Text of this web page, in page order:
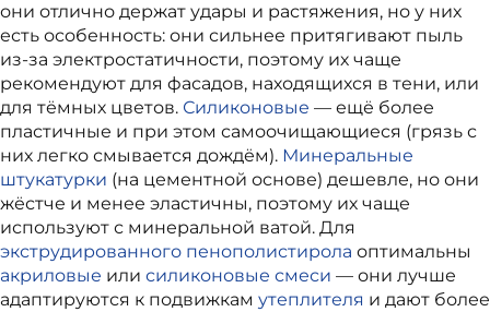
они отлично держат удары и растяжения, но у них
есть особенность: они сильнее притягивают пыль
из‑за электростатичности, поэтому их чаще
рекомендуют для фасадов, находящихся в тени, или
для тёмных цветов. Силиконовые — ещё более
пластичные и при этом самоочищающиеся (грязь с
них легко смывается дождём). Минеральные
штукатурки (на цементной основе) дешевле, но они
жёстче и менее эластичны, поэтому их чаще
используют с минеральной ватой. Для
экструдированного пенополистирола оптимальны
акриловые или силиконовые смеси — они лучше
адаптируются к подвижкам утеплителя и дают более